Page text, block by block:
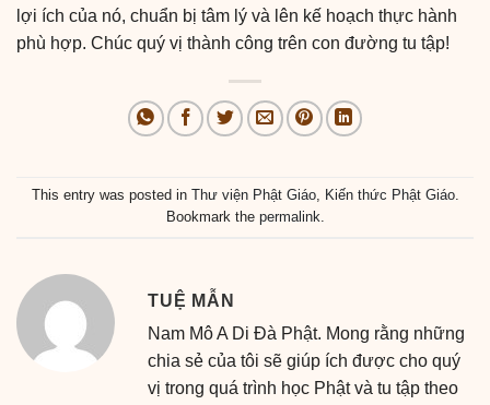
lợi ích của nó, chuẩn bị tâm lý và lên kế hoạch thực hành
phù hợp. Chúc quý vị thành công trên con đường tu tập!
This entry was posted in Thư viện Phật Giáo, Kiến thức Phật Giáo.
Bookmark the permalink.
TUỆ MẪN
Nam Mô A Di Đà Phật. Mong rằng những
chia sẻ của tôi sẽ giúp ích được cho quý
vị trong quá trình học Phật và tu tập theo